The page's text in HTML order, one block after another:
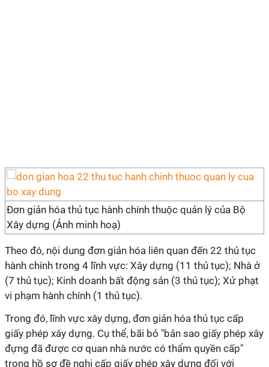
Đơn giản hóa thủ tục hành chính thuộc quản lý của Bộ
Xây dựng (Ảnh minh hoạ)
Theo đó, nội dung đơn giản hóa liên quan đến 22 thủ tục
hành chính trong 4 lĩnh vực: Xây dựng (11 thủ tục); Nhà ở
(7 thủ tục); Kinh doanh bất động sản (3 thủ tục); Xử phạt
vi phạm hành chính (1 thủ tục).
Trong đó, lĩnh vực xây dựng, đơn giản hóa thủ tục cấp
giấy phép xây dựng. Cụ thể, bãi bỏ "bản sao giấy phép xây
đựng đã được cơ quan nhà nước có thẩm quyền cấp"
trong hồ sơ đề nghị cấp giấy phép xây dựng đối với